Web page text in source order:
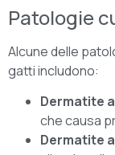
Patologie
Alcune delle
gatti includono:
Dermatite
che causa
Dermatite